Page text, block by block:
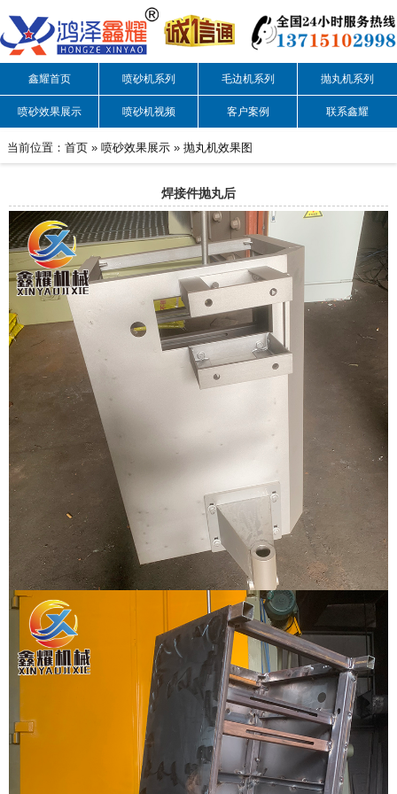
鑫耀首页 喷砂机系列 毛边机系列 抛丸机系列
喷砂效果展示 喷砂机视频 客户案例 联系鑫耀
当前位置： 首页 » 喷砂效果展示 » 抛丸机效果图
焊接件抛丸后